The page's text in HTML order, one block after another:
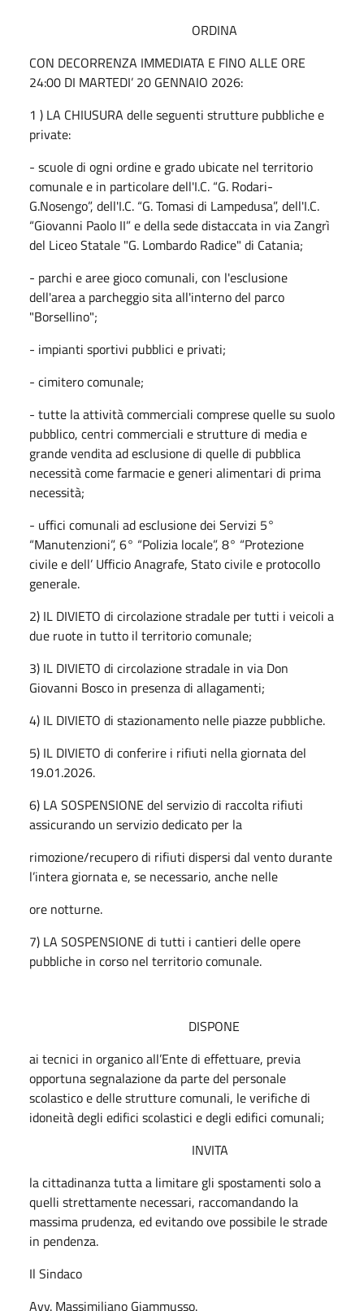
ORDINA
CON DECORRENZA IMMEDIATA E FINO ALLE ORE
24:00 DI MARTEDI’ 20 GENNAIO 2026:
1 ) LA CHIUSURA delle seguenti strutture pubbliche e
private:
- scuole di ogni ordine e grado ubicate nel territorio
comunale e in particolare dell'I.C. “G. Rodari-
G.Nosengo”, dell'I.C. “G. Tomasi di Lampedusa”, dell'I.C.
“Giovanni Paolo II” e della sede distaccata in via Zangrì
del Liceo Statale "G. Lombardo Radice" di Catania;
- parchi e aree gioco comunali, con l'esclusione
dell'area a parcheggio sita all'interno del parco
"Borsellino";
- impianti sportivi pubblici e privati;
- cimitero comunale;
- tutte la attività commerciali comprese quelle su suolo
pubblico, centri commerciali e strutture di media e
grande vendita ad esclusione di quelle di pubblica
necessità come farmacie e generi alimentari di prima
necessità;
- uffici comunali ad esclusione dei Servizi 5°
“Manutenzioni”, 6° “Polizia locale”, 8° “Protezione
civile e dell’ Ufficio Anagrafe, Stato civile e protocollo
generale.
2) IL DIVIETO di circolazione stradale per tutti i veicoli a
due ruote in tutto il territorio comunale;
3) IL DIVIETO di circolazione stradale in via Don
Giovanni Bosco in presenza di allagamenti;
4) IL DIVIETO di stazionamento nelle piazze pubbliche.
5) IL DIVIETO di conferire i rifiuti nella giornata del
19.01.2026.
6) LA SOSPENSIONE del servizio di raccolta rifiuti
assicurando un servizio dedicato per la
rimozione/recupero di rifiuti dispersi dal vento durante
l’intera giornata e, se necessario, anche nelle
ore notturne.
7) LA SOSPENSIONE di tutti i cantieri delle opere
pubbliche in corso nel territorio comunale.
DISPONE
ai tecnici in organico all’Ente di effettuare, previa
opportuna segnalazione da parte del personale
scolastico e delle strutture comunali, le verifiche di
idoneità degli edifici scolastici e degli edifici comunali;
INVITA
la cittadinanza tutta a limitare gli spostamenti solo a
quelli strettamente necessari, raccomandando la
massima prudenza, ed evitando ove possibile le strade
in pendenza.
Il Sindaco
Avv. Massimiliano Giammusso.